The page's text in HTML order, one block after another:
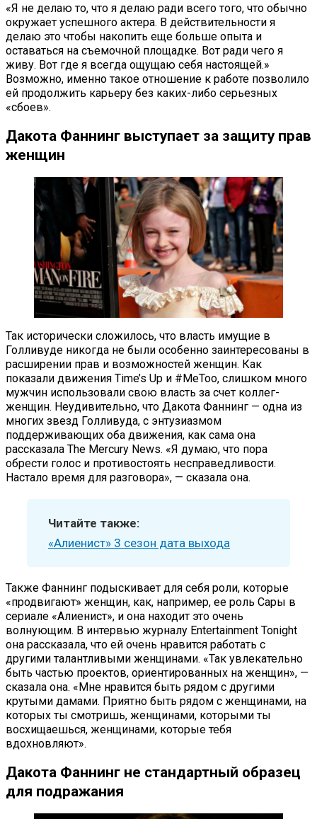
«Я не делаю то, что я делаю ради всего того, что обычно
окружает успешного актера. В действительности я
делаю это чтобы накопить еще больше опыта и
оставаться на съемочной площадке. Вот ради чего я
живу. Вот где я всегда ощущаю себя настоящей.»
Возможно, именно такое отношение к работе позволило
ей продолжить карьеру без каких-либо серьезных
«сбоев».
Дакота Фаннинг выступает за защиту прав
женщин
Так исторически сложилось, что власть имущие в
Голливуде никогда не были особенно заинтересованы в
расширении прав и возможностей женщин. Как
показали движения Time’s Up и #MeToo, слишком много
мужчин использовали свою власть за счет коллег-
женщин. Неудивительно, что Дакота Фаннинг — одна из
многих звезд Голливуда, с энтузиазмом
поддерживающих оба движения, как сама она
рассказала The Mercury News. «Я думаю, что пора
обрести голос и противостоять несправедливости.
Настало время для разговора», — сказала она.
Читайте также:
«Алиенист» 3 сезон дата выхода
Также Фаннинг подыскивает для себя роли, которые
«продвигают» женщин, как, например, ее роль Сары в
сериале «Алиенист», и она находит это очень
волнующим. В интервью журналу Entertainment Tonight
она рассказала, что ей очень нравится работать с
другими талантливыми женщинами. «Так увлекательно
быть частью проектов, ориентированных на женщин», —
сказала она. «Мне нравится быть рядом с другими
крутыми дамами. Приятно быть рядом с женщинами, на
которых ты смотришь, женщинами, которыми ты
восхищаешься, женщинами, которые тебя
вдохновляют».
Дакота Фаннинг не стандартный образец
для подражания